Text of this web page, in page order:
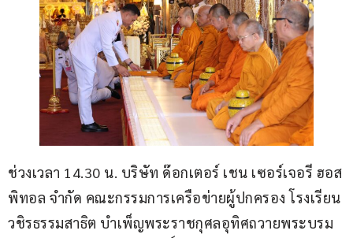
ช่วงเวลา 14.30 น. บริษัท ด๊อกเตอร์ เชน เซอร์เจอรี ฮอส
พิทอล จำกัด คณะกรรมการเครือข่ายผู้ปกครอง โรงเรียน
วชิรธรรมสาธิต บำเพ็ญพระราชกุศลอุทิศถวายพระบรม